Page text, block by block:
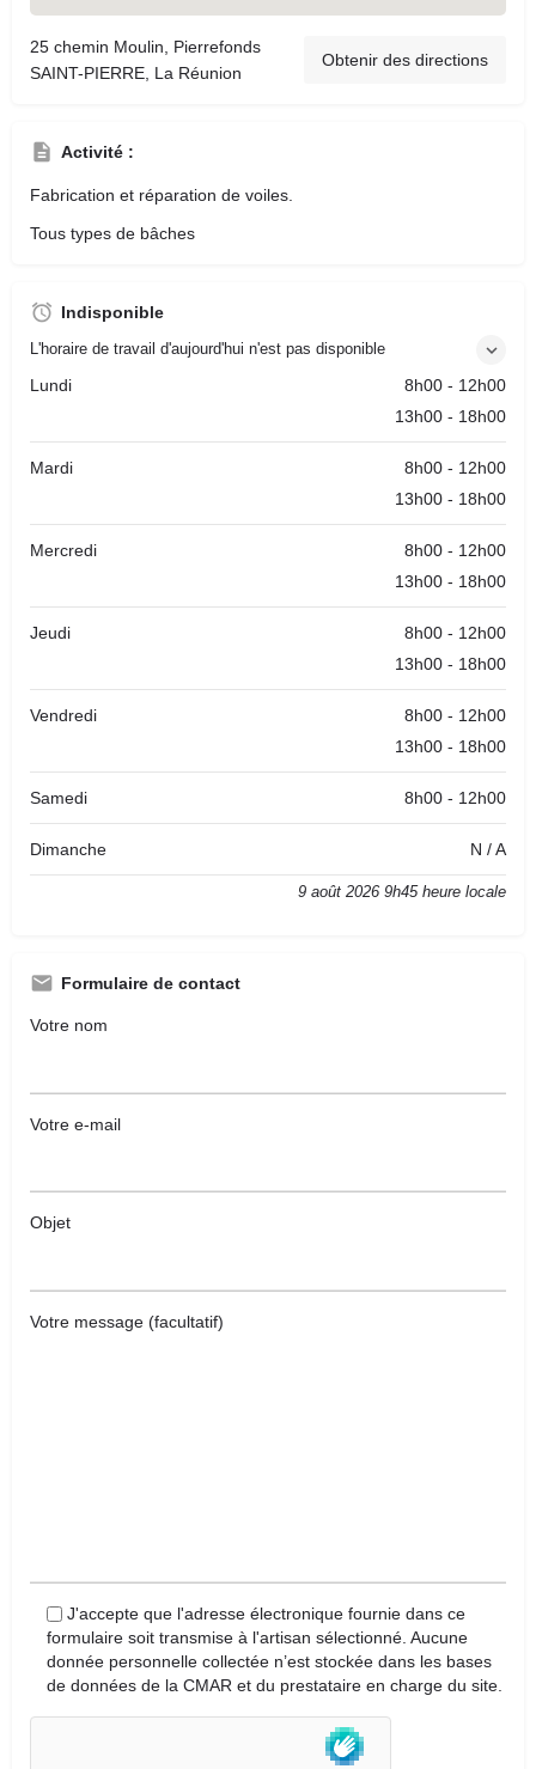
25 chemin Moulin, Pierrefonds
SAINT-PIERRE, La Réunion
Obtenir des directions
Activité :
Fabrication et réparation de voiles.
Tous types de bâches
Indisponible
L'horaire de travail d'aujourd'hui n'est pas disponible
Lundi
8h00 - 12h00
13h00 - 18h00
Mardi
8h00 - 12h00
13h00 - 18h00
Mercredi
8h00 - 12h00
13h00 - 18h00
Jeudi
8h00 - 12h00
13h00 - 18h00
Vendredi
8h00 - 12h00
13h00 - 18h00
Samedi 8h00 - 12h00
Dimanche N / A
9 août 2026 9h45 heure locale
Formulaire de contact
Votre nom
Votre e-mail
Objet
Votre message (facultatif)
J'accepte que l'adresse électronique fournie dans ce
formulaire soit transmise à l'artisan sélectionné. Aucune
donnée personnelle collectée n’est stockée dans les bases
de données de la CMAR et du prestataire en charge du site.